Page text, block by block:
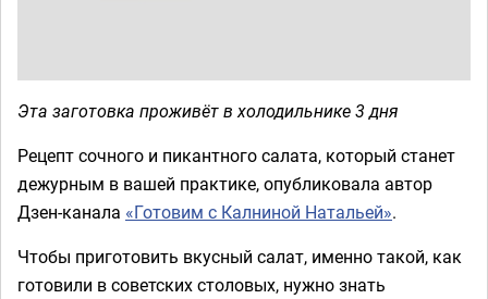
Эта заготовка проживёт в холодильнике 3 дня
Рецепт сочного и пикантного салата, который станет
дежурным в вашей практике, опубликовала автор
Дзен-канала «Готовим с Калниной Натальей».
Чтобы приготовить вкусный салат, именно такой, как
готовили в советских столовых, нужно знать